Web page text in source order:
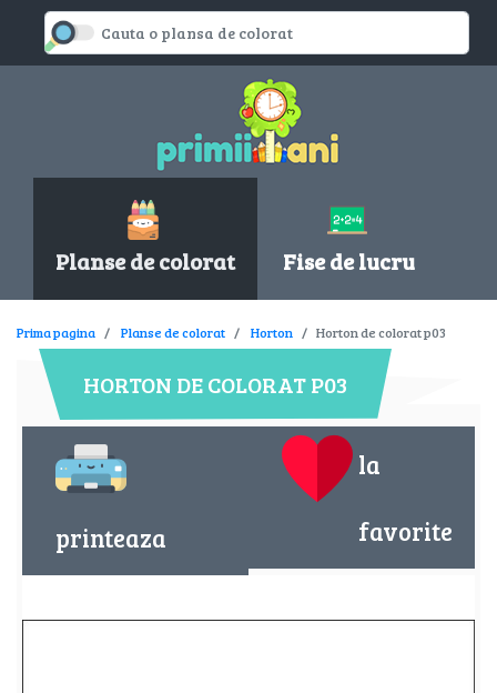
Planse de colorat Fise de lucru
Prima pagina Planse de colorat Horton Horton de colorat p03
HORTON DE COLORAT P03
printeaza
la
favorite